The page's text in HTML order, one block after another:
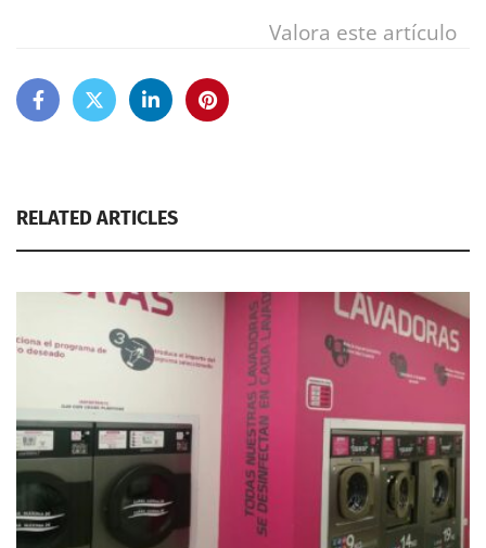
Valora este artículo
RELATED ARTICLES